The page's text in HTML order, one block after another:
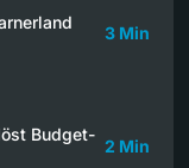
3 Min
Budget-
2 Min